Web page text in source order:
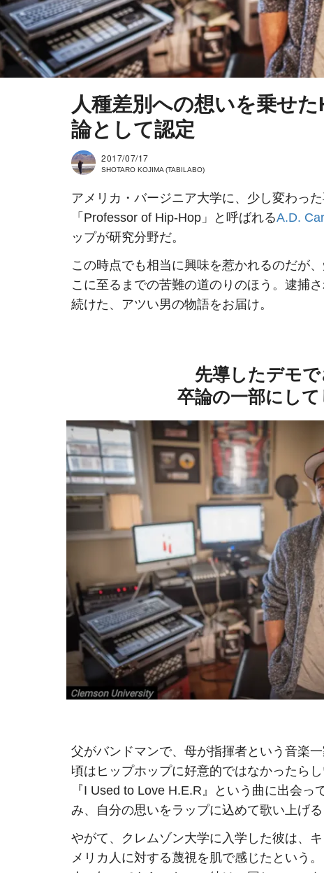
人種差別への想いを乗せ
論として認定
2017/07/17
SHOTARO KOJIMA (TABILABO)
アメリカ・バージニア大学に、少し変わった
「Professor of Hip-Hop」と呼ばれるA.D.
ップが研究分野だ。
この時点でも相当に興味を惹かれるのだが
こに至るまでの苦難の道のりのほう。逮捕
続けた、アツい男の物語をお届け。
先導したデモで
卒論の一部にして
父がバンドマンで、母が指揮者という音楽
頃はヒップホップに好意的ではなかったら
『I Used to Love H.E.R』という曲に出会っ
み、自分の思いをラップに込めて歌い上げる
やがて、クレムゾン大学に入学した彼は、
メリカ人に対する蔑視を肌で感じたという